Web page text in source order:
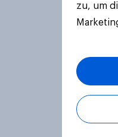
zu, um